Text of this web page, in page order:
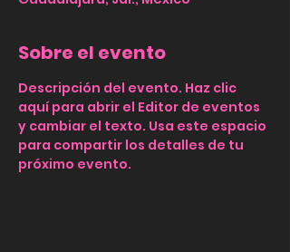
Sobre el evento
Descripción del evento. Haz clic
aquí para abrir el Editor de eventos
y cambiar el texto. Usa este espacio
para compartir los detalles de tu
próximo evento.